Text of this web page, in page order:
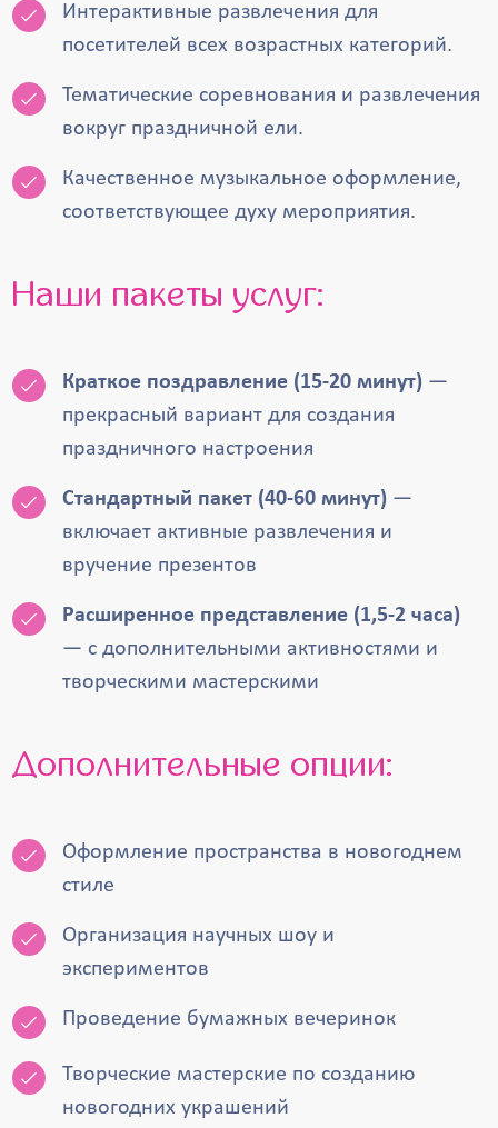
Интерактивные развлечения для
посетителей всех возрастных категорий.
Тематические соревнования и развлечения
вокруг праздничной ели.
Качественное музыкальное оформление,
соответствующее духу мероприятия.
Наши пакеты услуг:
Краткое поздравление (15-20 минут) —
прекрасный вариант для создания
праздничного настроения
Стандартный пакет (40-60 минут) —
включает активные развлечения и
вручение презентов
Расширенное представление (1,5-2 часа)
— с дополнительными активностями и
творческими мастерскими
Дополнительные опции:
Оформление пространства в новогоднем
стиле
Организация научных шоу и
экспериментов
Проведение бумажных вечеринок
Творческие мастерские по созданию
новогодних украшений